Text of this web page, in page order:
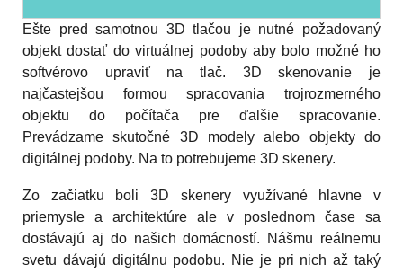
Ešte pred samotnou 3D tlačou je nutné požadovaný
objekt dostať do virtuálnej podoby aby bolo možné ho
softvérovo upraviť na tlač. 3D skenovanie je
najčastejšou formou spracovania trojrozmerného
objektu do počítača pre ďalšie spracovanie.
Prevádzame skutočné 3D modely alebo objekty do
digitálnej podoby. Na to potrebujeme 3D skenery.
Zo začiatku boli 3D skenery využívané hlavne v
priemysle a architektúre ale v poslednom čase sa
dostávajú aj do našich domácností. Nášmu reálnemu
svetu dávajú digitálnu podobu. Nie je pri nich až taký